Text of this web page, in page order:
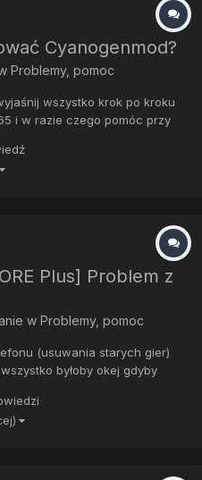
Cyanogenmod?
Problemy, pomoc
wszystko krok po kroku
i w razie czego pomóc przy
Plus] Problem z
w Problemy, pomoc
(usuwania starych gier)
byłoby okej gdyby
sieci, a następnie logo
zatrzymuje i niby coś robi...